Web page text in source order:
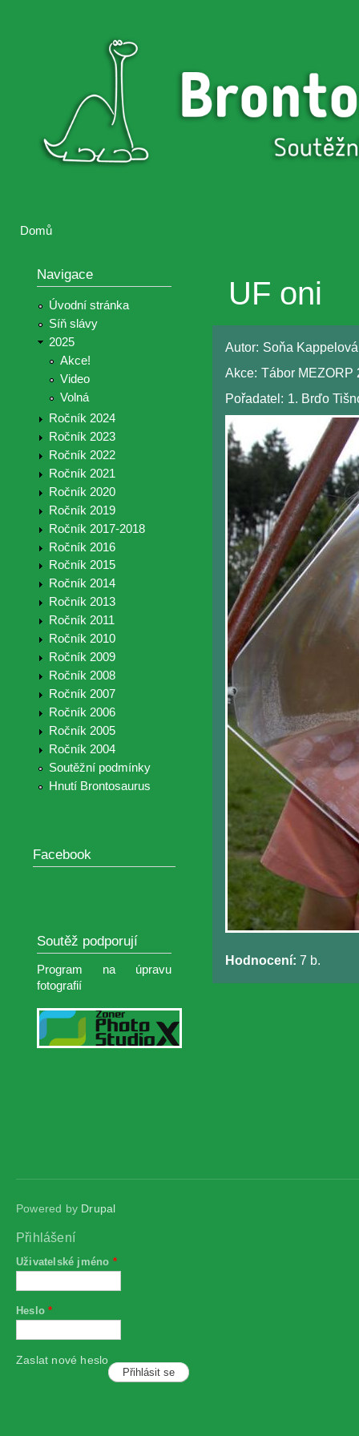
Brontosaurus
Brontosaurus
Domů
Navigace
Úvodní stránka
Síň slávy
2025
Akce!
Video
Volná
Ročník 2024
Ročník 2023
Ročník 2022
Ročník 2021
Ročník 2020
Ročník 2019
Ročník 2017-2018
Ročník 2016
Ročník 2015
Ročník 2014
Ročník 2013
Ročník 2011
Ročník 2010
Ročník 2009
Ročník 2008
Ročník 2007
Ročník 2006
Ročník 2005
Ročník 2004
Soutěžní podmínky
Hnutí Brontosaurus
Facebook
Soutěž podporují
Program na úpravu
fotografií
UF oni
Autor: Soňa
Akce: Tábor MEZORP
Pořadatel: 1. Brďo
Hodnocení: 7 b.
Powered by Drupal
Přihlášení
Uživatelské jméno *
Heslo*
Zaslat nové heslo